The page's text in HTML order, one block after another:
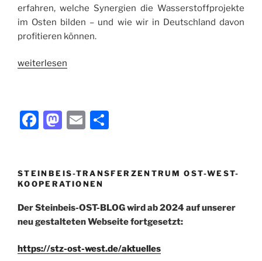
erfahren, welche Synergien die Wasserstoffprojekte
im Osten bilden – und wie wir in Deutschland davon
profitieren können.
weiterlesen
F
e
o
o
k
M
o
o
n
E
l
n
STEINBEIS-TRANSFERZENTRUM OST-WEST-
KOOPERATIONEN
Der Steinbeis-OST-BLOG wird ab 2024 auf unserer
neu gestalteten Webseite fortgesetzt:
https://stz-ost-west.de/aktuelles